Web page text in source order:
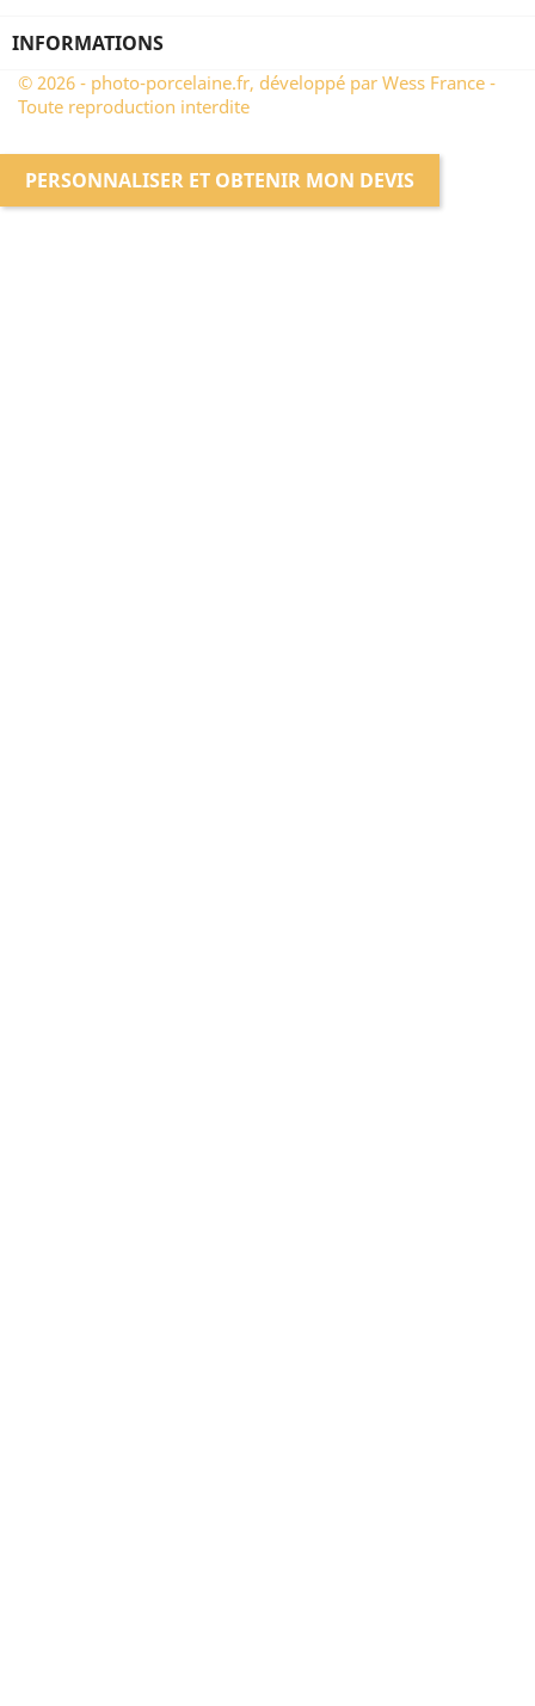
INFORMATIONS
© 2026 - photo-porcelaine.fr, développé par Wess France -
Toute reproduction interdite
PERSONNALISER ET OBTENIR MON DEVIS